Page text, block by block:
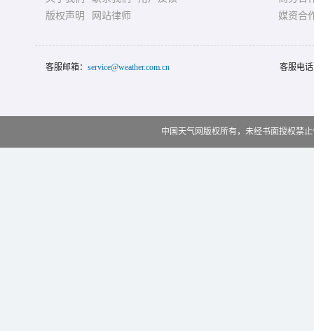
版权声明
网站律师
媒资合
客服邮箱： service@weather.com.cn 客服电
中国天气网版权所有，未经书面授权